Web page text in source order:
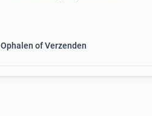
Ophalen of Verzenden